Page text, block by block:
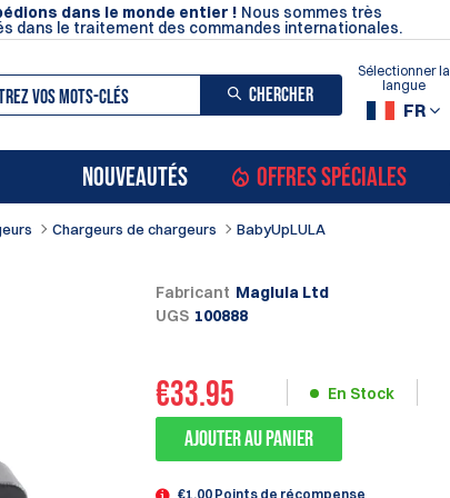
dans le monde entier ! Nous sommes très
dans le traitement des commandes internationales.
CHERCHER
FR
Sélectionner la
langue
NOUVEAUTÉS OFFRES SPÉCIALES
Chargeurs de chargeurs BabyUpLULA
Fabricant Maglula Ltd
UGS 100888
€33.95 En Stock
ajouter au panier
€1.00 Points de récompense